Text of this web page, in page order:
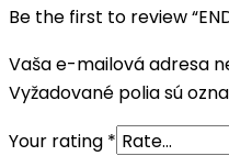
Be the first to review
Vaša e-mailová adresa
Vyžadované polia sú
Your rating *